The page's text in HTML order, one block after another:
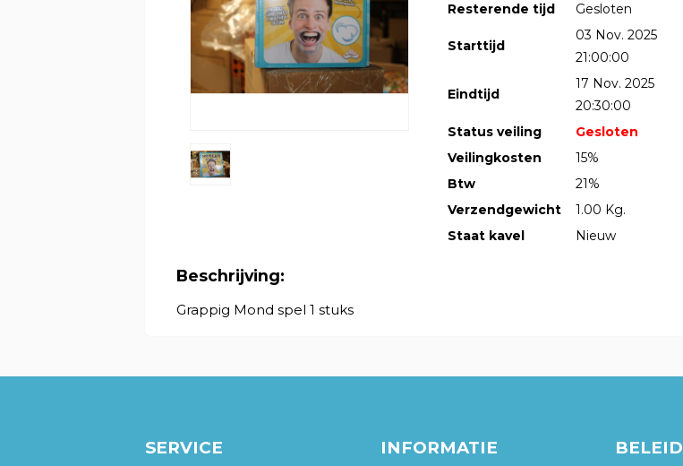
Resterende tijd
Gesloten
Starttijd
03 Nov. 2025
21:00:00
Eindtijd
17 Nov. 2025
20:30:00
Status veiling
Gesloten
Veilingkosten
15%
Btw
21%
Verzendgewicht
1.00 Kg.
Staat kavel
Nieuw
Beschrijving:
Grappig Mond spel 1 stuks
SERVICE INFORMATIE BELEID